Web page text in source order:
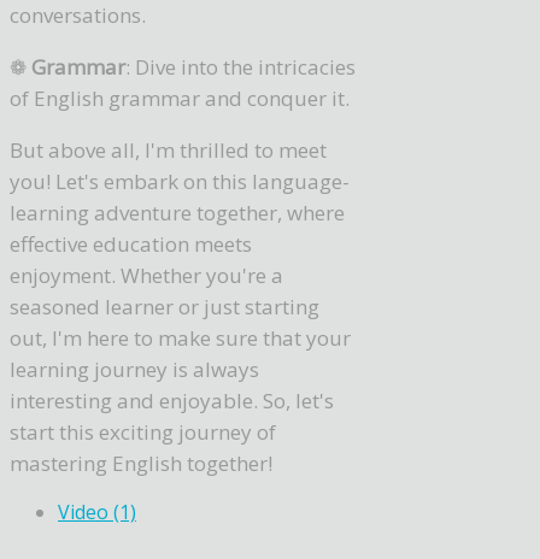
conversations.
❁ Grammar: Dive into the intricacies
of English grammar and conquer it.
But above all, I'm thrilled to meet
you! Let's embark on this language-
learning adventure together, where
effective education meets
enjoyment. Whether you're a
seasoned learner or just starting
out, I'm here to make sure that your
learning journey is always
interesting and enjoyable. So, let's
start this exciting journey of
mastering English together!
Video (1)